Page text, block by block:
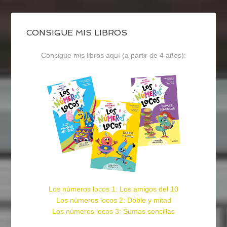
CONSIGUE MIS LIBROS
Consigue mis libros aquí (a partir de 4 años):
Los números locos 1: Los amigos del 10
Los números locos 2: Doble y mitad
Los números locos 3: Sumas sencillas